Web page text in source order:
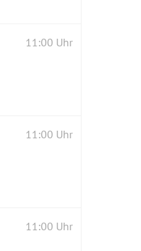
11:00 Uhr
11:00 Uhr
11:00 Uhr